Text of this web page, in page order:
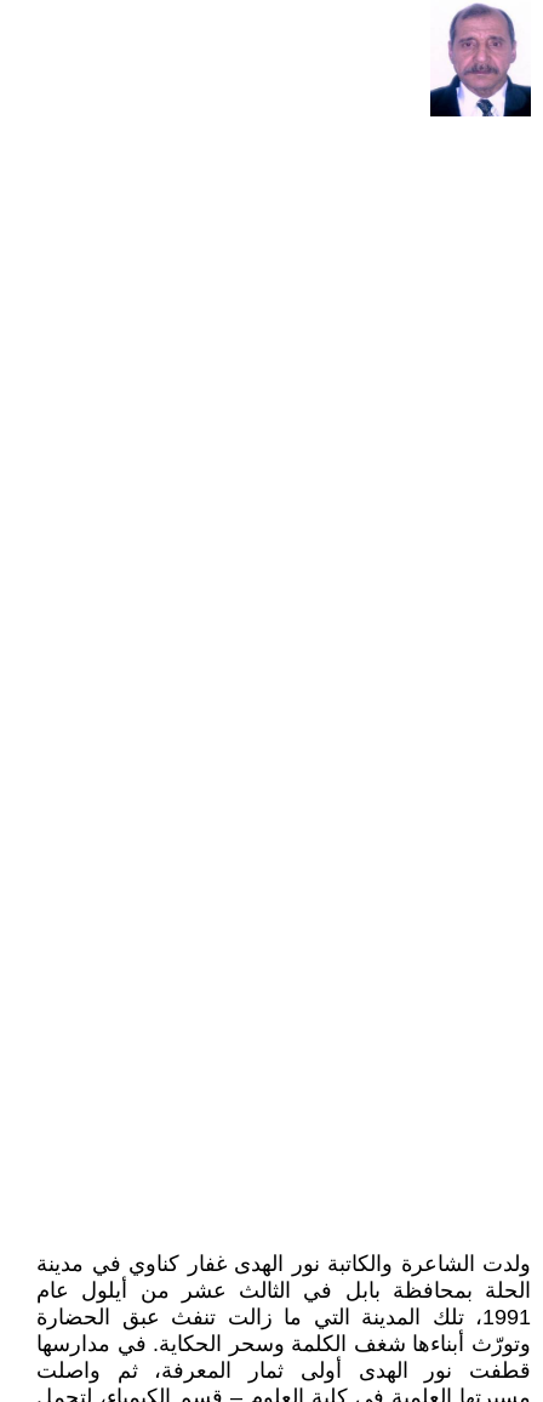
ولدت الشاعرة والكاتبة نور الهدى غفار كناوي في مدينة
الحلة بمحافظة بابل في الثالث عشر من أيلول عام
1991، تلك المدينة التي ما زالت تنفث عبق الحضارة
وتورّث أبناءها شغف الكلمة وسحر الحكاية. في مدارسها
قطفت نور الهدى أولى ثمار المعرفة، ثم واصلت